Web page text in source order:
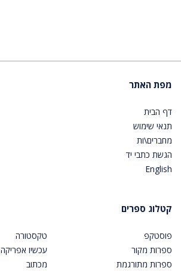
מפת האתר
דף הבית
תנאי שימוש
מחברים\ות
הגשת כתבי יד
English
קטלוג ספרים
פוסטקפ
ספרות מקור
ספרות מתורגמת
טקסטורה
עכשיו אפריקה
מכתוב